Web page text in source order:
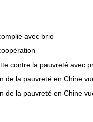
avec brio
contre la pauvreté avec
de la pauvreté en Chine
de la pauvreté en Chine